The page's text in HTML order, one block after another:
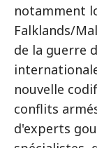
notamment
Falklands/
de la guerre
nouvelle
conflits
d'experts